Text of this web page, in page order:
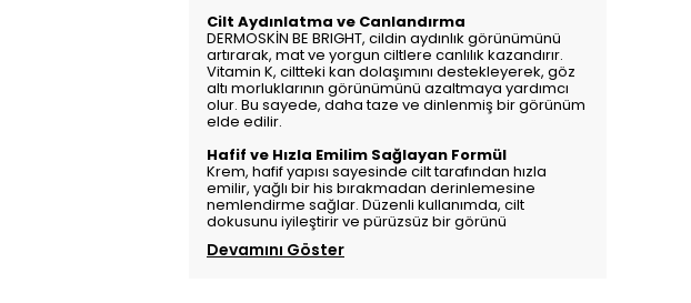
Cilt Aydınlatma ve Canlandırma
DERMOSKİN BE BRIGHT, cildin aydınlık görünümünü
artırarak, mat ve yorgun ciltlere canlılık kazandırır.
Vitamin K, ciltteki kan dolaşımını destekleyerek, göz
altı morluklarının görünümünü azaltmaya yardımcı
olur. Bu sayede, daha taze ve dinlenmiş bir görünüm
elde edilir.
Hafif ve Hızla Emilim Sağlayan Formül
Krem, hafif yapısı sayesinde cilt tarafından hızla
emilir, yağlı bir his bırakmadan derinlemesine
nemlendirme sağlar. Düzenli kullanımda, cilt
dokusunu iyileştirir ve pürüzsüz bir görünü
Devamını Göster